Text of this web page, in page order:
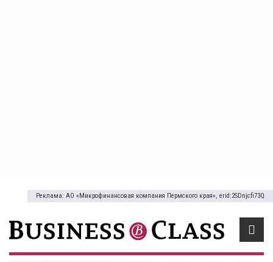
Реклама: АО «Микрофинансовая компания Пермского края», erid:2SDnjcfi73Q